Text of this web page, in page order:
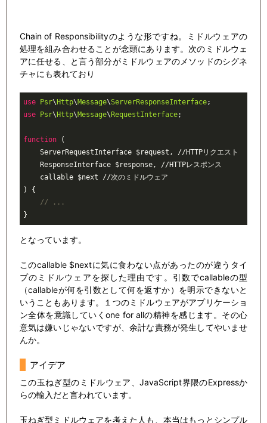
Chain of Responsibilityのような形ですね。ミドルウェアの
処理を組み合わせることが念頭にあります。次のミドルウェ
アに任せる、と言う部分がミドルウェアのメソッドのシグネ
チャにも表れており
use Psr\ Http\Message\ServerResponseInterface
use
Psr\ Http\Message\ RequestInterface;
function
(
)
{
// ...
}
となっています。
このcallable $nextに気に食わない点があったのが違うタイ
プのミドルウェアを探した理由です。引数でcallableの型
（callableが何を引数として何を返すか）を明示できないと
いうこともあります。１つのミドルウェアがアプリケーショ
ン全体を意識していくone for allの精神を感じます。その心
意気は嫌いじゃないですが、余計な責務が発生してやいませ
んか。
アイデア
この玉ねぎ型のミドルウェア、JavaScript界隈のExpressか
らの輸入だと言われています。
玉ねぎ型ミドルウェアを考えた人も、本当はもっとシンプル